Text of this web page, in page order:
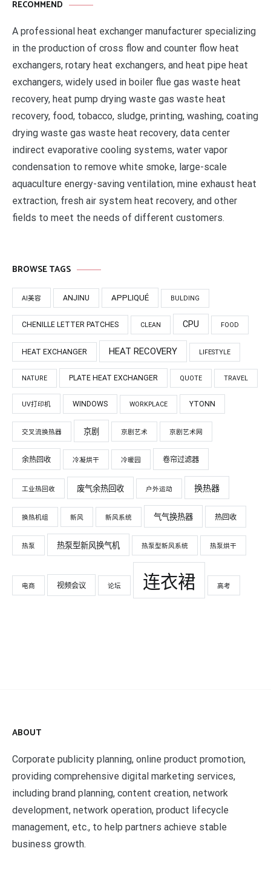
RECOMMEND
A professional heat exchanger manufacturer specializing
in the production of cross flow and counter flow heat
exchangers, rotary heat exchangers, and heat pipe heat
exchangers, widely used in boiler flue gas waste heat
recovery, heat pump drying waste gas waste heat
recovery, food, tobacco, sludge, printing, washing, coating
drying waste gas waste heat recovery, data center
indirect evaporative cooling systems, water vapor
condensation to remove white smoke, large-scale
aquaculture energy-saving ventilation, mine exhaust heat
extraction, fresh air system heat recovery, and other
fields to meet the needs of different customers.
BROWSE TAGS
AI美容 ANJINU APPLIQUÉ BULDING
CHENILLE LETTER PATCHES CLEAN CPU FOOD
HEAT EXCHANGER HEAT RECOVERY LIFESTYLE
NATURE PLATE HEAT EXCHANGER QUOTE TRAVEL
UV打印机 WINDOWS WORKPLACE YTONN
交叉流换热器 京剧 京剧艺术 京剧艺术网
余热回收 冷凝烘干 冷暖园 卷帘过滤器
工业热回收 废气余热回收 户外运动 换热器
换热机组 新风 新风系统 气气换热器 热回收
热泵 热泵型新风换气机 热泵型新风系统 热泵烘干
电商 视频会议 论坛 连衣裙 高考
ABOUT
Corporate publicity planning, online product promotion,
providing comprehensive digital marketing services,
including brand planning, content creation, network
development, network operation, product lifecycle
management, etc., to help partners achieve stable
business growth.